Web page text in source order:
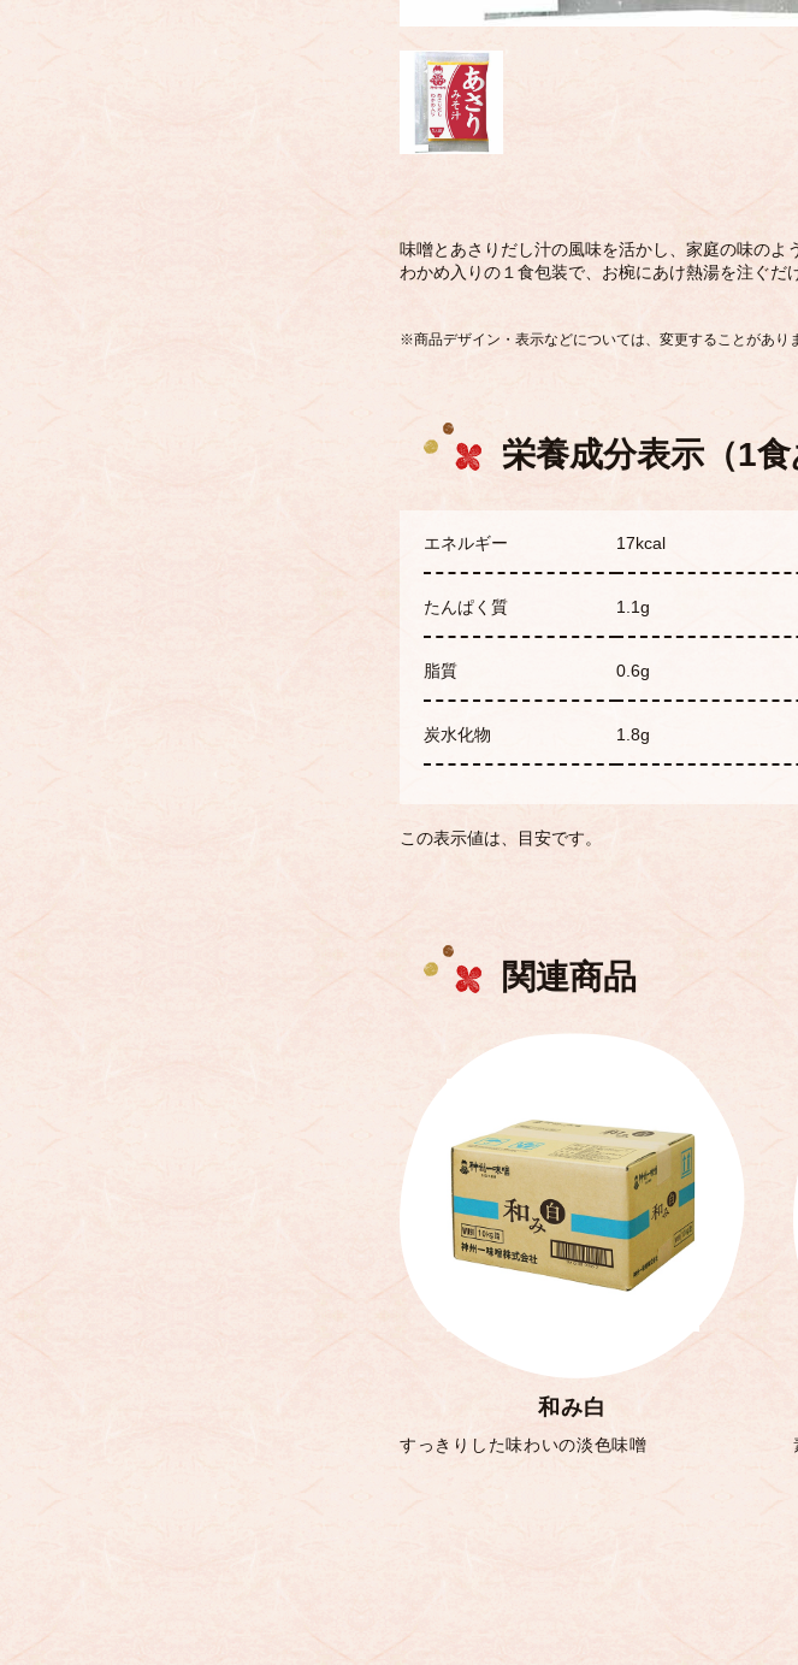
味噌とあさりだし汁の風味を活かし、家庭の味のよ
わかめ入りの１食包装で、お椀にあけ熱湯を注ぐだ
※商品デザイン・表示などについては、変更することがあり
栄養成分表示（1食
エネルギー 17kcal
たんぱく質 1.1g
脂質 0.6g
炭水化物 1.8g
この表示値は、目安です。
関連商品
和み白
すっきりした味わいの淡色味噌